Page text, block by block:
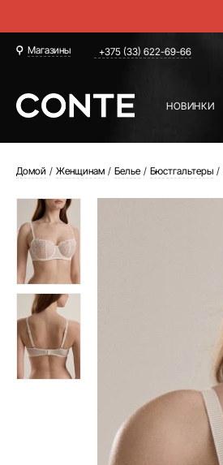
Магазины +375 (33) 622-69-66
НОВИНКИ
Домой Женщинам Белье Бюстгальтеры